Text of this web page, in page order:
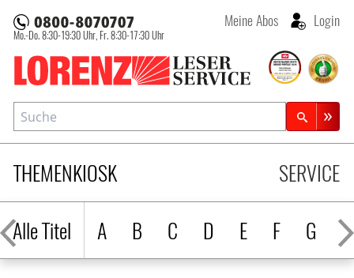
Lorenz Leserservice
Mo.-Do. 8:30-19:30 Uhr, Fr. 8:30-17:30 Uhr
Meine Abos Login
THEMENKIOSK
Alle Titel
A B C D E F G H
SERVICE
Suche
Zeitschriftensuche